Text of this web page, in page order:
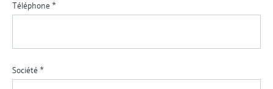
Téléphone *
Société *